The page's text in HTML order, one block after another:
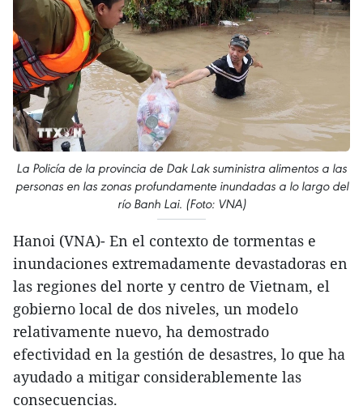
La Policía de la provincia de Dak Lak suministra alimentos a las
personas en las zonas profundamente inundadas a lo largo del
río Banh Lai. (Foto: VNA)
Hanoi (VNA)- En el contexto de tormentas e
inundaciones extremadamente devastadoras en
las regiones del norte y centro de Vietnam, el
gobierno local de dos niveles, un modelo
relativamente nuevo, ha demostrado
efectividad en la gestión de desastres, lo que ha
ayudado a mitigar considerablemente las
consecuencias.